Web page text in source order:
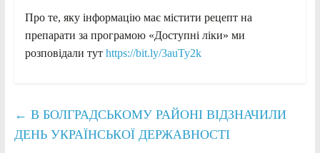
Про те, яку інформацію має містити рецепт на
препарати за програмою «Доступні ліки» ми
розповідали тут https://bit.ly/3auTy2k
← В БОЛГРАДСЬКОМУ РАЙОНІ ВІДЗНАЧИЛИ
ДЕНЬ УКРАЇНСЬКОЇ ДЕРЖАВНОСТІ